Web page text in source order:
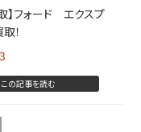
】フォード エクスプ
！
この記事を読む